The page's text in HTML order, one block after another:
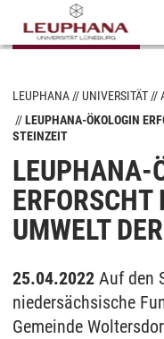
LEUPHANA UNIVERSITÄT
LEUPHANA-ÖKOLOGIN
STEINZEIT
LEUPHANA-
UMWELT
25.04.2022 Auf den
niedersächsische
Gemeinde